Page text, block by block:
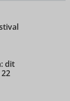
dit